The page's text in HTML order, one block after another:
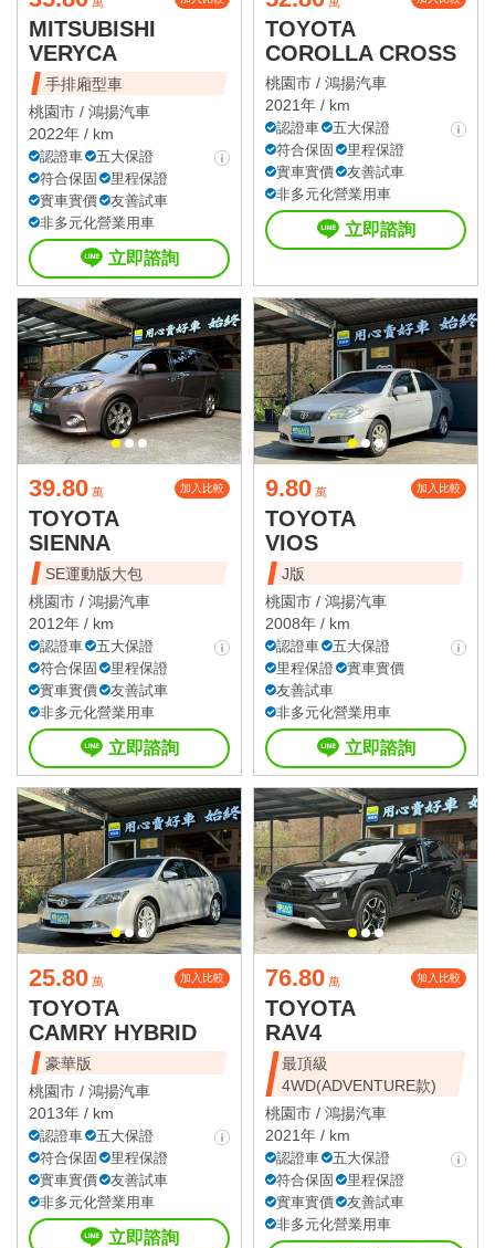
MITSUBISHI
VERYCA
手排廂型車
桃園市 / 鴻揚汽車
2022年 / km
認證車
五大保證
符合保固
里程保證
實車實價
友善試車
非多元化營業用車
立即諮詢
TOYOTA
COROLLA CROSS
桃園市 / 鴻揚汽車
2021年 / km
認證車
五大保證
符合保固
里程保證
實車實價
友善試車
非多元化營業用車
立即諮詢
39.80 萬 加入比較
TOYOTA
SIENNA
SE運動版大包
桃園市 / 鴻揚汽車
2012年 / km
認證車
五大保證
符合保固
里程保證
實車實價
友善試車
非多元化營業用車
立即諮詢
9.80 萬 加入比較
TOYOTA
VIOS
J版
桃園市 / 鴻揚汽車
2008年 / km
認證車
五大保證
里程保證
實車實價
友善試車
非多元化營業用車
立即諮詢
25.80 萬 加入比較
TOYOTA
CAMRY HYBRID
豪華版
桃園市 / 鴻揚汽車
2013年 / km
認證車
五大保證
符合保固
里程保證
實車實價
友善試車
非多元化營業用車
立即諮詢
76.80 萬 加入比較
TOYOTA
RAV4
最頂級
4WD(ADVENTURE款)
桃園市 / 鴻揚汽車
2021年 / km
認證車
五大保證
符合保固
里程保證
實車實價
友善試車
非多元化營業用車